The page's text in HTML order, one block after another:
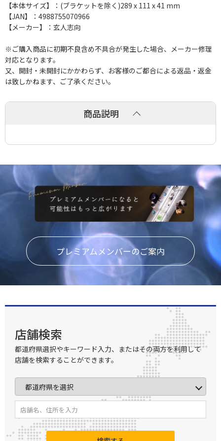
【本体サイズ】：(ブラケットを除く)289 x 111 x 41 mm
【JAN】：4988755070966
【メーカー】：玄人志向
※ご購入商品に初期不良含め不具合が発生した場合、メーカー修理
対応となります。
又、開封・未開封にかかわらず、お客様のご都合による返品・返金
は致しかねます、ご了承ください。
商品説明
プレミアムメンバーのご案内
店舗検索
都道府県選択やキーワード入力、またはその両方を利用して
店舗を検索することができます。